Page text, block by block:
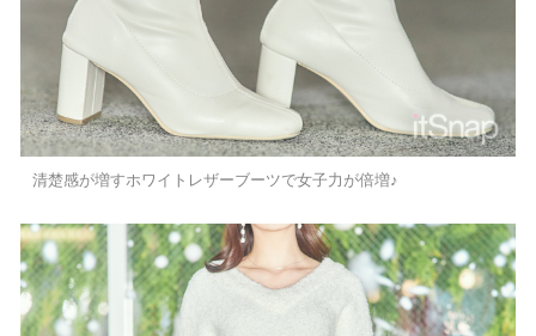
清楚感が増すホワイトレザーブーツで女子力が倍増♪